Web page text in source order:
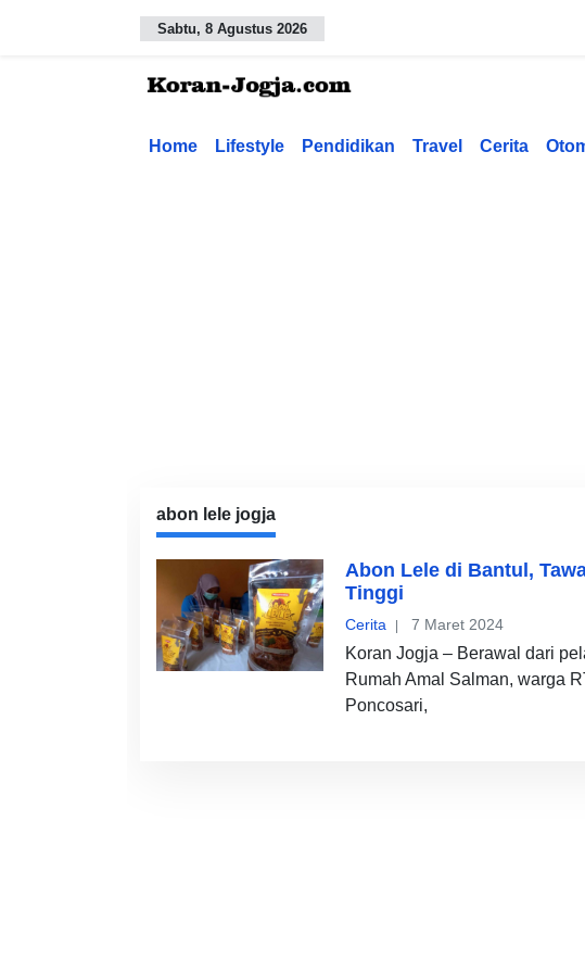
Sabtu, 8 Agustus 2026
Home Lifestyle Pendidikan Travel Cerita
abon lele jogja
Abon Lele di Bantul,
Tinggi
Cerita 7 Maret 2024
Koran Jogja – Berawal dari
Rumah Amal Salman, warga
Poncosari,